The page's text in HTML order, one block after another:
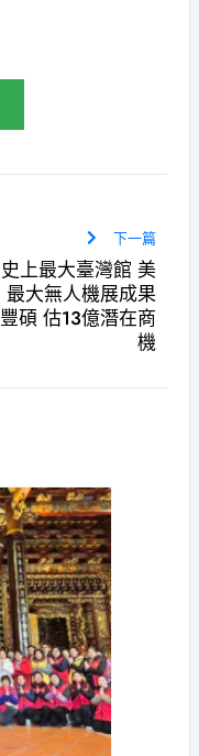
下一篇
史上最大臺灣館 美
最大無人機展成果
豐碩 估13億潛在商
機